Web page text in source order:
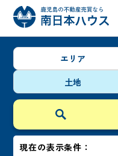
エリア
土地
現在の表示条件：